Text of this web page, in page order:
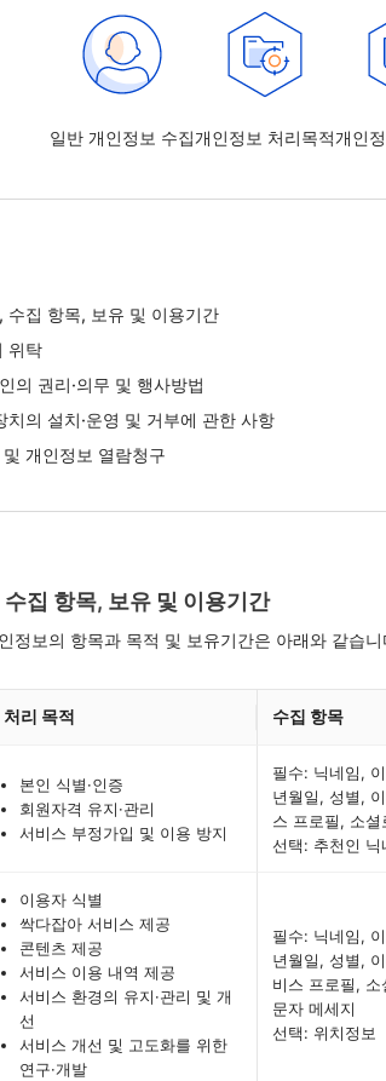
일반 개인정보 수집개인정보 처리목적개인
수집 항목, 보유 및 이용기간
위탁
의 권리·의무 및 행사방법
치의 설치·운영 및 거부에 관한 사항
개인정보 열람청구
집 항목, 보유 및 이용기간
보의 항목과 목적 및 보유기간은 아래와 같습니
처리 목적 수집 항목
본인 식별·인증
회원자격 유지·관리
서비스 부정가입 및 이용 방지
필수: 닉네임,
년월일, 성별,
스 프로필, 소
선택: 추천인 닉
이용자 식별
싹다잡아 서비스 제공
콘텐츠 제공
서비스 이용 내역 제공
서비스 환경의 유지·관리 및 개
선
서비스 개선 및 고도화를 위한
연구·개발
필수: 닉네임,
년월일, 성별,
비스 프로필,
문자 메세지
선택: 위치정보